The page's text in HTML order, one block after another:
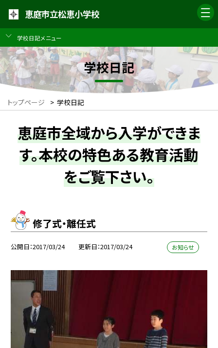
恵庭市立松恵小学校
学校日記メニュー
学校日記
トップページ > 学校日記
恵庭市全域から入学ができま
す。本校の特色ある教育活動
をご覧下さい。
修了式・離任式
公開日 2017/03/24 更新日 2017/03/24 お知らせ